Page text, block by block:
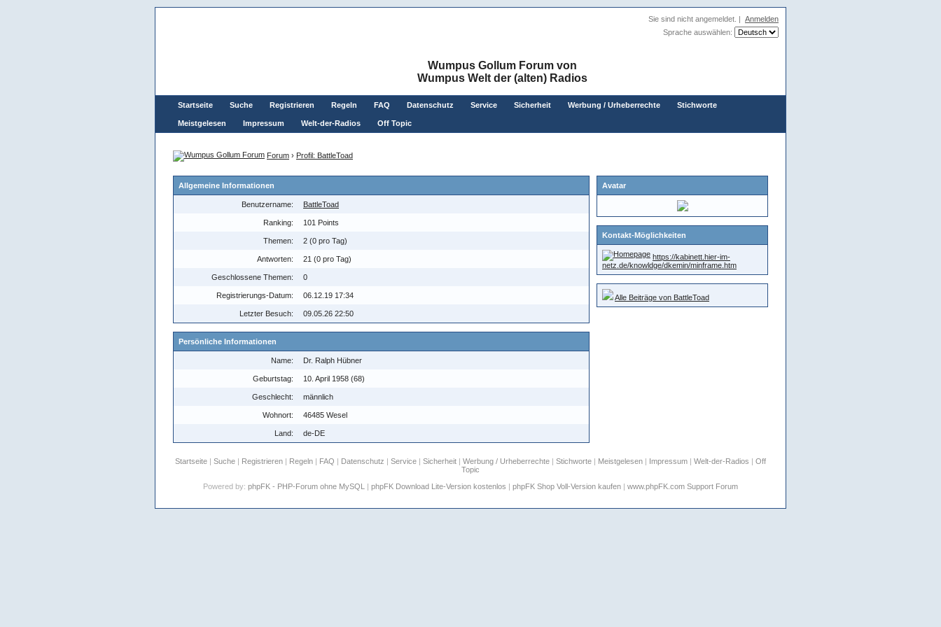
Sie sind nicht angemeldet. | Anmelden
Sprache auswählen:
Wumpus Gollum Forum von
Wumpus Welt der (alten) Radios
Startseite Suche Registrieren Regeln FAQ Datenschutz Service Sicherheit Werbung / Urheberrechte Stichworte
Meistgelesen Impressum Welt-der-Radios Off Topic
Forum › Profil: BattleToad
Allgemeine Informationen
Benutzername: BattleToad
Ranking: 101 Points
Themen: 2 (0 pro Tag)
Antworten: 21 (0 pro Tag)
Geschlossene Themen: 0
Registrierungs-Datum: 06.12.19 17:34
Letzter Besuch: 09.05.26 22:50
Persönliche Informationen
Name: Dr. Ralph Hübner
Geburtstag: 10. April 1958 (68)
Geschlecht: männlich
Wohnort: 46485 Wesel
Land: de-DE
Avatar
Kontakt-Möglichkeiten
https://kabinett.hier-im-
netz.de/knowldge/dkemin/minframe.htm
Alle Beiträge von BattleToad
Startseite | Suche | Registrieren | Regeln | FAQ | Datenschutz | Service | Sicherheit | Werbung / Urheberrechte | Stichworte | Meistgelesen | Impressum | Welt-der-Radios | Off
Topic
Powered by: phpFK - PHP-Forum ohne MySQL | phpFK Download Lite-Version kostenlos | phpFK Shop Voll-Version kaufen | www.phpFK.com Support Forum